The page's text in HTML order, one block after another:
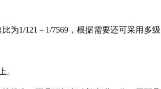
为1/121－1/7569，根据需要还可采用多级
。